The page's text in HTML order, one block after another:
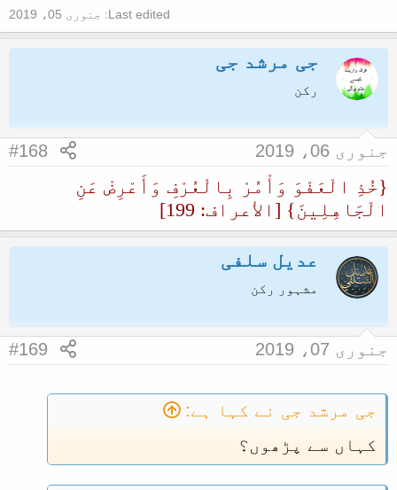
Last edited: جنوری 05، 2019
جی مرشد جی
رکن
جنوری 06، 2019 #168
{خُذِ الْعَفْوَ وَأْمُرْ بِالْعُرْفِ وَأَعْرِضْ عَنِ
الْجَاهِلِينَ} [الأعراف: 199]
عدیل سلفی
مشہور رکن
جنوری 07، 2019 #169
جی مرشد جی نے کہا ہے:
کہاں سے پڑھوں؟